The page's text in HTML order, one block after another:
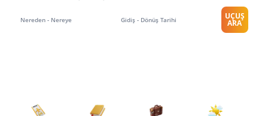
Nereden - Nereye Gidiş - Dönüş Tarihi UÇUŞ
ARA